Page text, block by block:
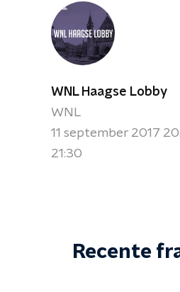
WNL Haagse Lobby
WNL
11 september 2017
21:30
Recente